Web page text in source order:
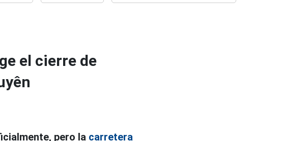
el cierre de
pero la carretera